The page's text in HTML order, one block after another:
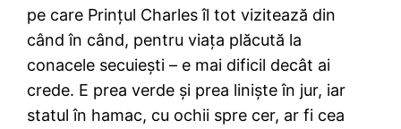
pe care Prinţul Charles îl tot vizitează din
când în când, pentru viaţa plăcută la
conacele secuieşti – e mai dificil decât ai
crede. E prea verde şi prea linişte în jur, iar
statul în hamac, cu ochii spre cer, ar fi cea